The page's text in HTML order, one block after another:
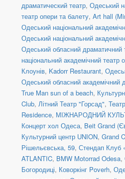
драматический театр, Одеський
театр опери та балету, Art hall
Одеський національний
Одеський національний
Одеський обласний драматичний
національний академічний театр
Клоунів, Kadorr Restaurant,
Одеський обласний академічний
True Man sun of a beach,
Club, Літний Театр "Горсад",
Residence, МІЖНАРОДНИЙ
Концерт хол Одеса, Beit Grand
Культурний центр UNION, Grand
Рішельєвська, 59, Стендап Клуб
ATLANTIC, BMW Motorrad Odesa,
Богородиці, Коворкінг Poverh,